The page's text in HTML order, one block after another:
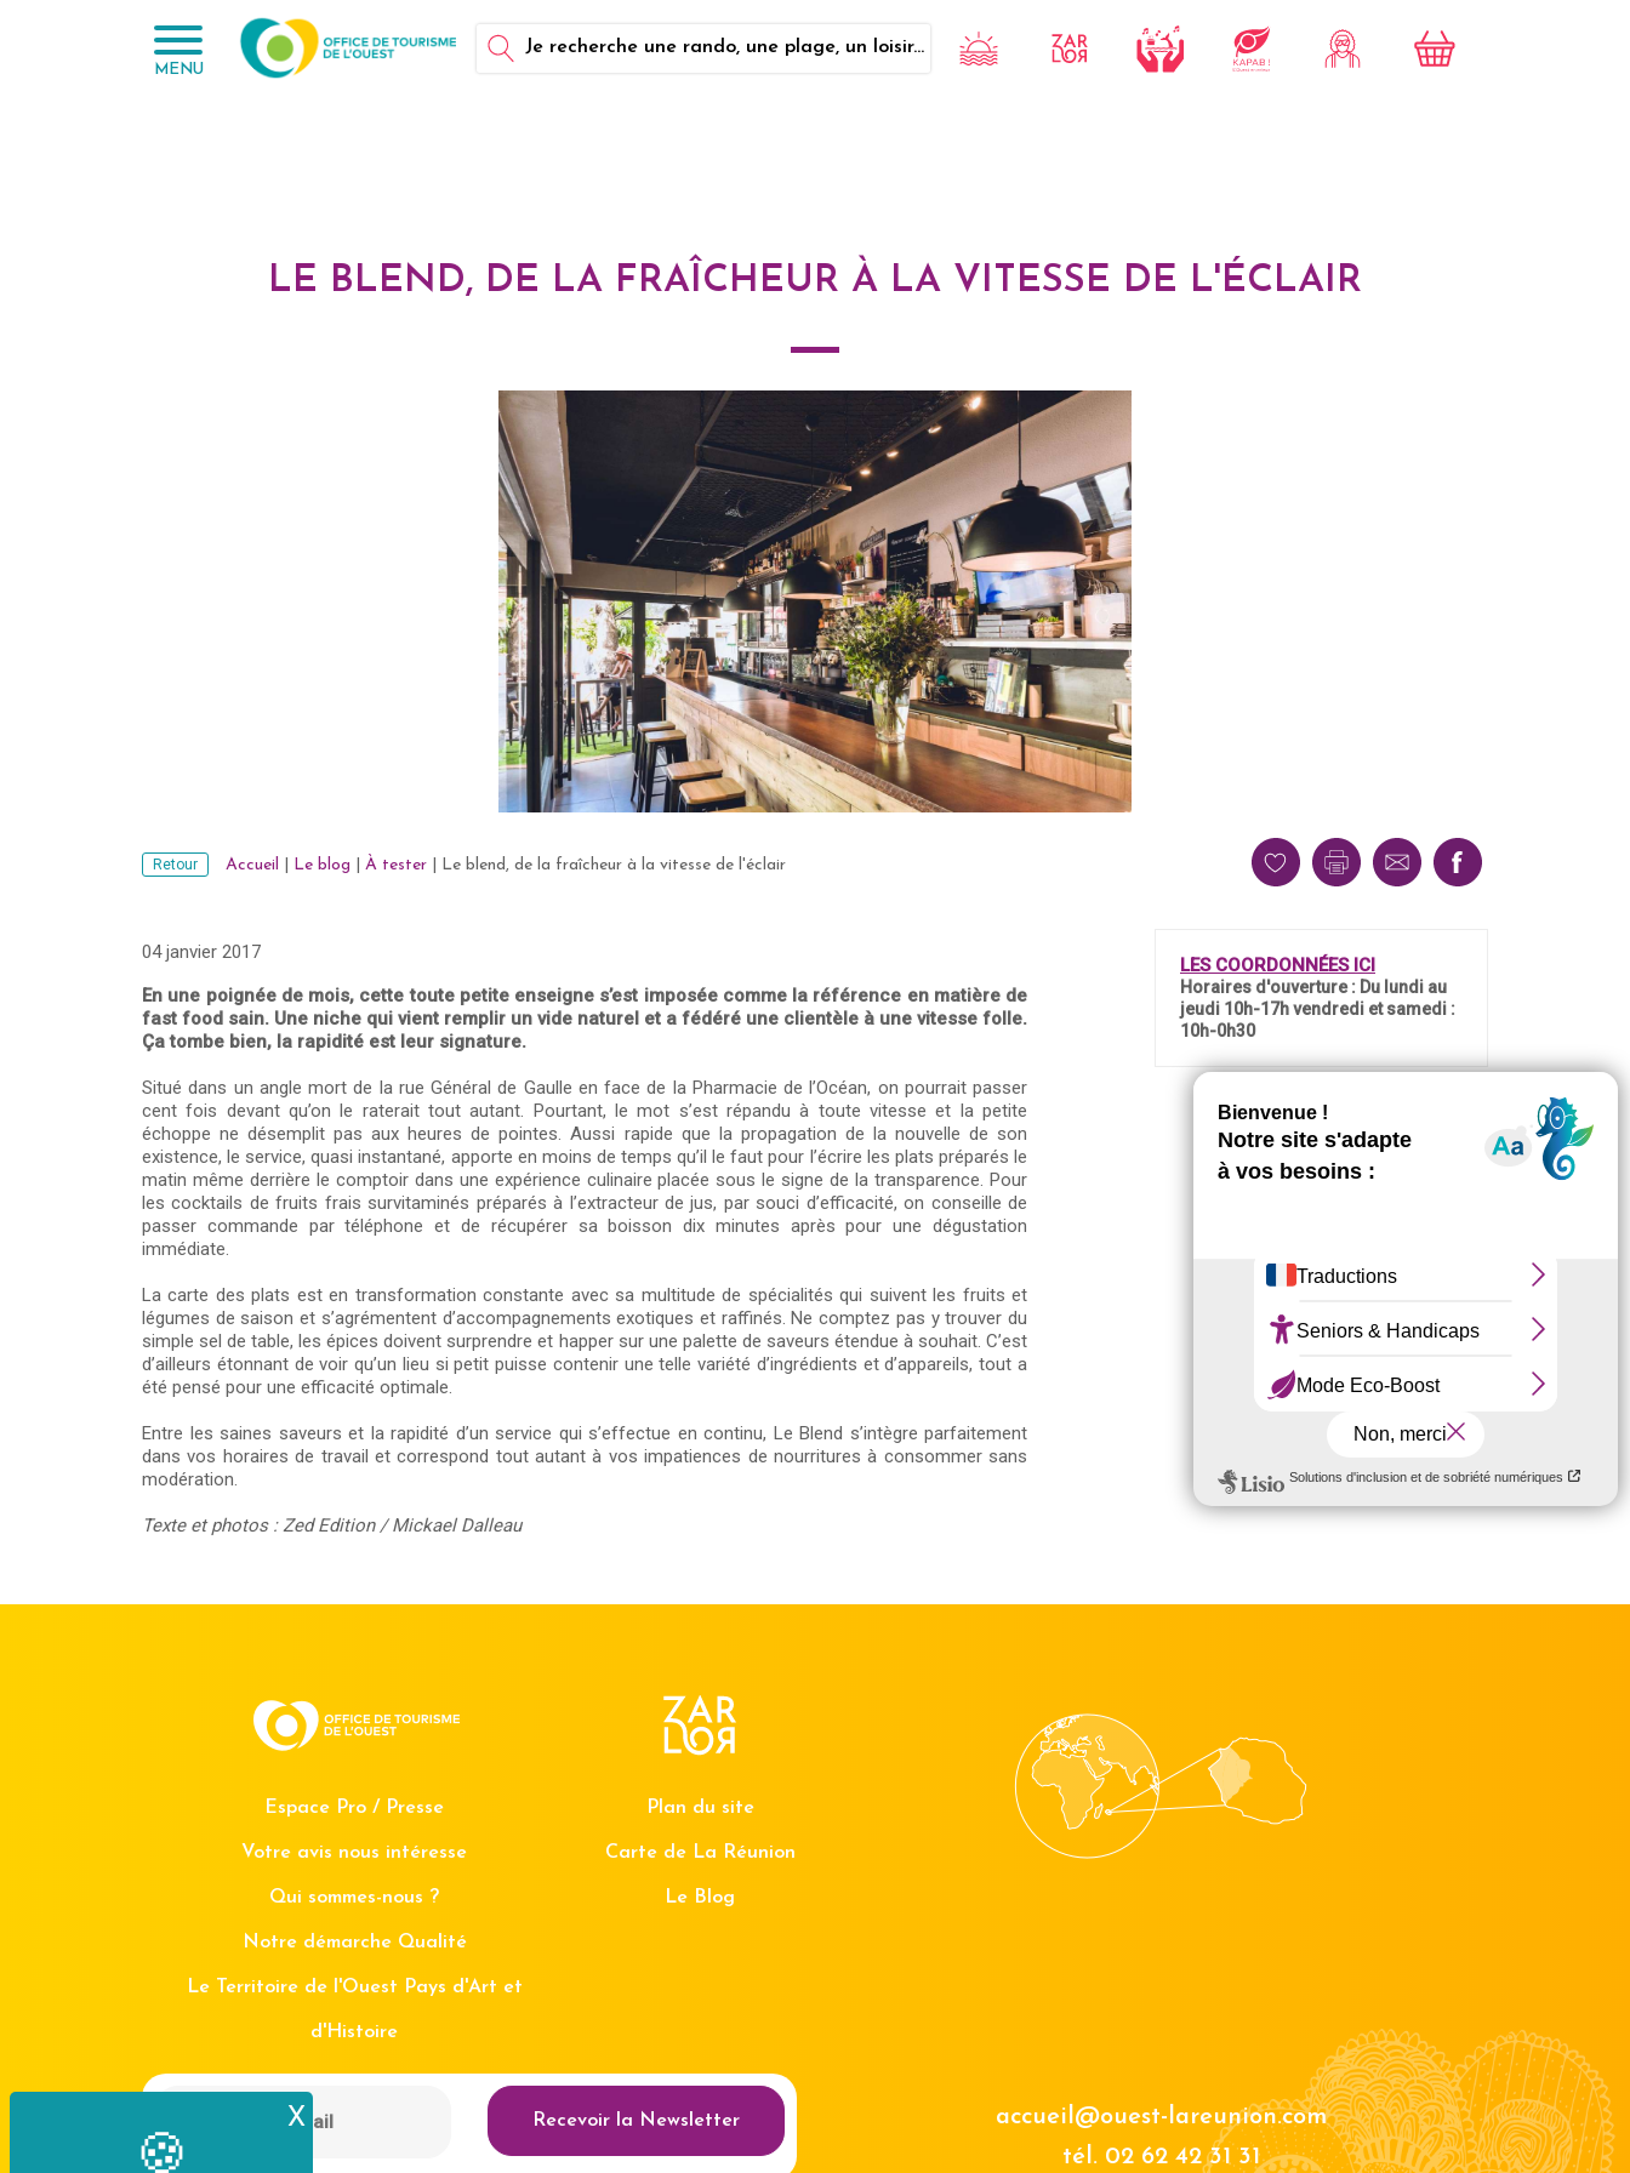
X Masquer le bandeau des cookies
MENU
Je recherche une rando, une plage, un loisir...
LE BLEND, DE LA FRAÎCHEUR À LA VITESSE DE L'ÉCLAIR
Retour Accueil Le blog À tester Le blend, de la fraîcheur à la vitesse de l'éclair
04 janvier 2017
En une poignée de mois, cette toute petite enseigne s’est imposée comme la référence en matière de
fast food sain. Une niche qui vient remplir un vide naturel et a fédéré une clientèle à une vitesse folle.
Ça tombe bien, la rapidité est leur signature.
Situé dans un angle mort de la rue Général de Gaulle en face de la Pharmacie de l’Océan, on pourrait passer
cent fois devant qu’on le raterait tout autant. Pourtant, le mot s’est répandu à toute vitesse et la petite
échoppe ne désemplit pas aux heures de pointes. Aussi rapide que la propagation de la nouvelle de son
existence, le service, quasi instantané, apporte en moins de temps qu’il le faut pour l’écrire les plats préparés le
matin même derrière le comptoir dans une expérience culinaire placée sous le signe de la transparence. Pour
les cocktails de fruits frais survitaminés préparés à l’extracteur de jus, par souci d’efficacité, on conseille de
passer commande par téléphone et de récupérer sa boisson dix minutes après pour une dégustation
immédiate.
La carte des plats est en transformation constante avec sa multitude de spécialités qui suivent les fruits et
légumes de saison et s’agrémentent d’accompagnements exotiques et raffinés. Ne comptez pas y trouver du
simple sel de table, les épices doivent surprendre et happer sur une palette de saveurs étendue à souhait. C’est
d’ailleurs étonnant de voir qu’un lieu si petit puisse contenir une telle variété d’ingrédients et d’appareils, tout a
été pensé pour une efficacité optimale.
Entre les saines saveurs et la rapidité d’un service qui s’effectue en continu, Le Blend s’intègre parfaitement
dans vos horaires de travail et correspond tout autant à vos impatiences de nourritures à consommer sans
modération.
Texte et photos : Zed Edition / Mickael Dalleau
LES COORDONNÉES ICI
Horaires d'ouverture : Du lundi au
jeudi 10h-17h vendredi et samedi :
10h-0h30
Espace Pro / Presse
Votre avis nous intéresse
Qui sommes-nous ?
Notre démarche Qualité
Le Territoire de l'Ouest Pays d'Art et
d'Histoire
Plan du site
Carte de La Réunion
Le Blog
Recevoir la Newsletter
accueil@ouest-lareunion.com
tél. 02 62 42 31 31